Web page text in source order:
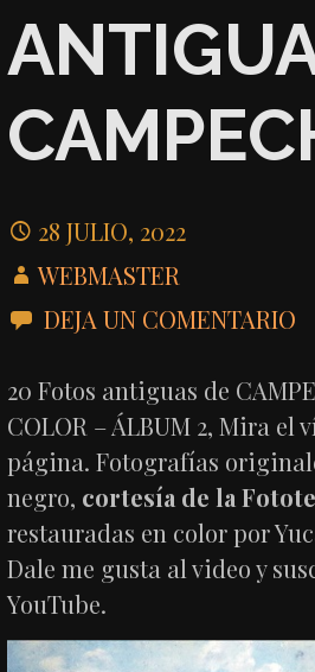
28 JULIO, 2022
WEBMASTER
DEJA UN COMENTARIO
20 Fotos antiguas de
COLOR – ÁLBUM 2, Mira el
página. Fotografías
negro, cortesía de la
restauradas en color por
Dale me gusta al video y
YouTube.